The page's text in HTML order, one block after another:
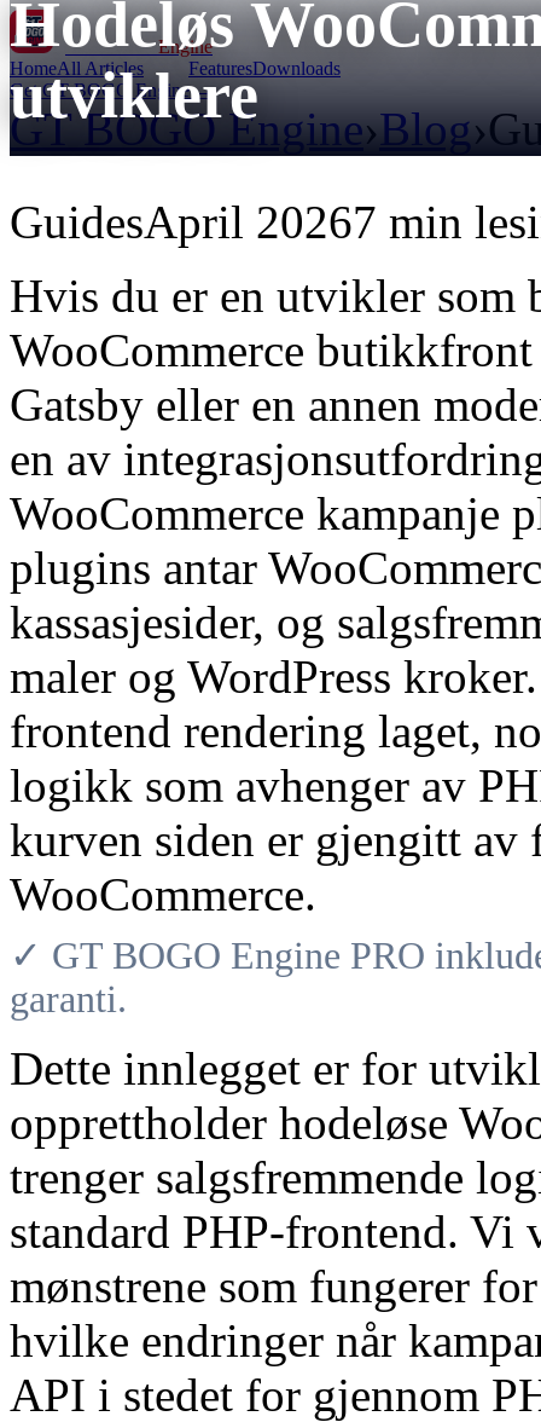
GT BOGOEngine
HomeAll Articles FeaturesDownloads
Get GT BOGO Engine →
GT BOGO Engine›Blog›
Hodeløs
utviklere
GuidesApril 20267 min
Hvis du er en utvikler som
WooCommerce
Gatsby eller en annen
en av
WooCommerce kampanje
plugins antar
kassasjesider, og
maler og WordPress
frontend rendering laget,
logikk som avhenger av
kurven siden er gjengitt av
WooCommerce.
✓ GT BOGO Engine PRO
garanti.
Dette innlegget er for
opprettholder hodeløse
trenger salgsfremmende
standard PHP-frontend.
mønstrene som fungerer
hvilke endringer når
API i stedet for gjennom